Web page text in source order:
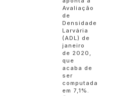
Avaliação
de
Densidade
Larvária
(ADL) de
janeiro
de 2020,
que
acaba de
ser
computada
em 7,1%.